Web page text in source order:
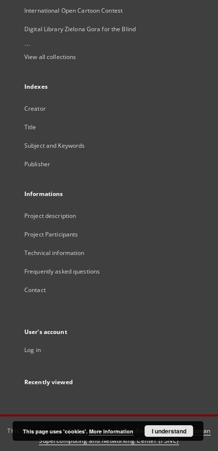
International Open Cartoon Contest
Digital Library Zielona Gora for the Blind
...
View all collections
Indexes
Creator
Title
Subject and Keywords
Publisher
Informations
Project description
Project Participants
Technical information
Frequently asked questions
Contact
User's account
Log in
Recently viewed
This service runs onDInGO dLibra 6.3.21software created by
Poznan
Supercomputing and Networking Center (PSNC)
This page uses 'cookies'. More information I understand